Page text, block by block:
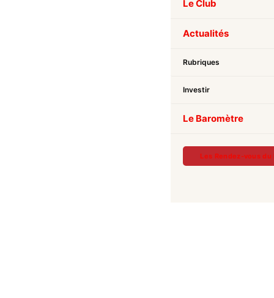
Le Club
Actualités
Rubriques
Investir
Le Baromètre
Les Rendez-vous